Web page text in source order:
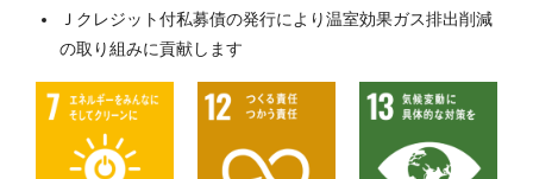
Ｊクレジット付私募債の発行により温室効果ガス排出削減
の取り組みに貢献します